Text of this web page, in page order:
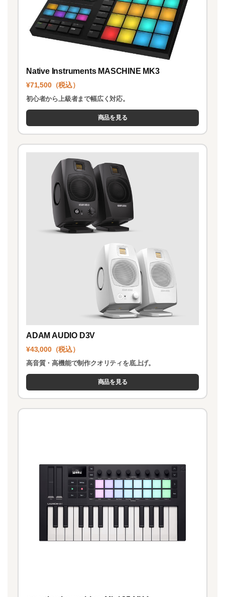
Native Instruments MASCHINE MK3
¥71,500（税込）
初心者から上級者まで幅広く対応。
商品を見る
ADAM AUDIO D3V
¥43,000（税込）
高音質・高機能で制作クオリティを底上げ。
商品を見る